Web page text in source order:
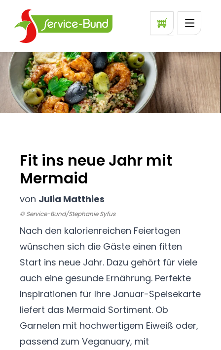
Fit ins neue Jahr mit
Mermaid
von Julia Matthies
© Service-Bund/Stephanie Syfus
Nach den kalorienreichen Feiertagen
wünschen sich die Gäste einen fitten
Start ins neue Jahr. Dazu gehört für viele
auch eine gesunde Ernährung. Perfekte
Inspirationen für Ihre Januar-Speisekarte
liefert das Mermaid Sortiment. Ob
Garnelen mit hochwertigem Eiweiß oder,
passend zum Veganuary, mit